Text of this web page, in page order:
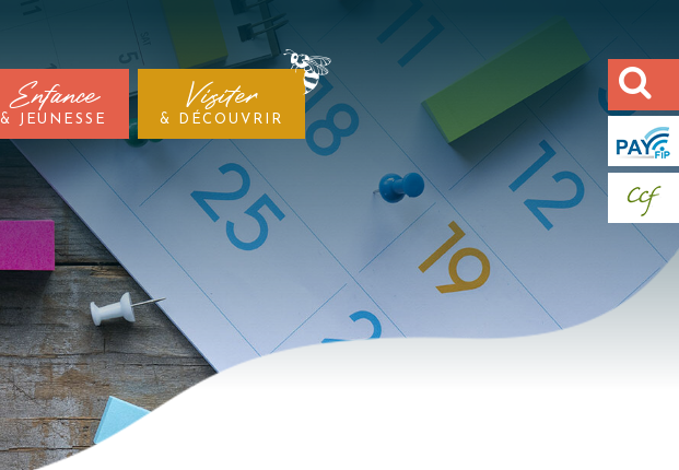
Enfance
& JEUNESSE
Visiter
& DÉCOUVRIR